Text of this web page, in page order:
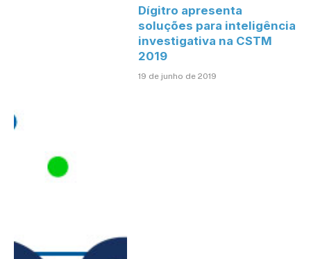
Dígitro apresenta
soluções para inteligência
investigativa na CSTM
2019
19 de junho de 2019